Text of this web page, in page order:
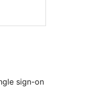
sign-on